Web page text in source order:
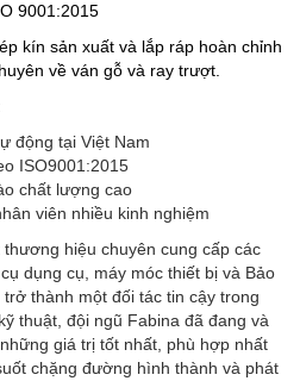
xuất và lắp ráp hoàn chỉnh
về ván gỗ và ray trượt.
động tại Việt Nam
ISO9001:2015
chất lượng cao
viên nhiều kinh nghiệm
thương hiệu chuyên cung cấp các
dụng cụ, máy móc thiết bị và Bảo
thành một đối tác tin cậy trong
thuật, đội ngũ Fabina đã đang và
giá trị tốt nhất, phù hợp nhất
chặng đường hình thành và phát